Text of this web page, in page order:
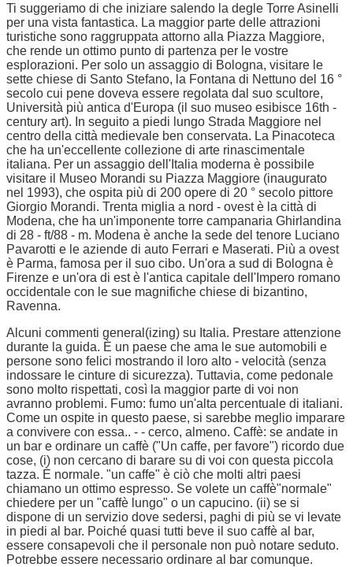
Ti suggeriamo di che iniziare salendo la degle Torre Asinelli
per una vista fantastica. La maggior parte delle attrazioni
turistiche sono raggruppata attorno alla Piazza Maggiore,
che rende un ottimo punto di partenza per le vostre
esplorazioni. Per solo un assaggio di Bologna, visitare le
sette chiese di Santo Stefano, la Fontana di Nettuno del 16 °
secolo cui pene doveva essere regolata dal suo scultore,
Università più antica d'Europa (il suo museo esibisce 16th -
century art). In seguito a piedi lungo Strada Maggiore nel
centro della città medievale ben conservata. La Pinacoteca
che ha un'eccellente collezione di arte rinascimentale
italiana. Per un assaggio dell'Italia moderna è possibile
visitare il Museo Morandi su Piazza Maggiore (inaugurato
nel 1993), che ospita più di 200 opere di 20 ° secolo pittore
Giorgio Morandi. Trenta miglia a nord - ovest è la città di
Modena, che ha un'imponente torre campanaria Ghirlandina
di 28 - ft/88 - m. Modena è anche la sede del tenore Luciano
Pavarotti e le aziende di auto Ferrari e Maserati. Più a ovest
è Parma, famosa per il suo cibo. Un'ora a sud di Bologna è
Firenze e un'ora di est è l'antica capitale dell'Impero romano
occidentale con le sue magnifiche chiese di bizantino,
Ravenna.
Alcuni commenti general(izing) su Italia. Prestare attenzione
durante la guida. È un paese che ama le sue automobili e
persone sono felici mostrando il loro alto - velocità (senza
indossare le cinture di sicurezza). Tuttavia, come pedonale
sono molto rispettati, così la maggior parte di voi non
avranno problemi. Fumo: fumo un'alta percentuale di italiani.
Come un ospite in questo paese, si sarebbe meglio imparare
a convivere con essa.. - - cerco, almeno. Caffè: se andate in
un bar e ordinare un caffè ("Un caffe, per favore") ricordo due
cose, (i) non cercano di barare su di voi con questa piccola
tazza. È normale. "un caffe" è ciò che molti altri paesi
chiamano un ottimo espresso. Se volete un caffè"normale"
chiedere per un "caffè lungo" o un capucino. (ii) se si
dispone di un servizio dove sedersi, paghi di più se vi levate
in piedi al bar. Poiché quasi tutti beve il suo caffè al bar,
essere consapevoli che il personale non può notare seduto.
Potrebbe essere necessario ordinare al bar comunque.